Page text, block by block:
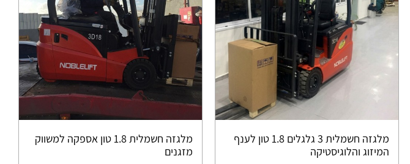
מלגזה חשמלית 3 גלגלים 1.8 טון לענף
המיזוג והלוגיסטיקה
מלגזה חשמלית 1.8 טון אספקה למשווק
מזגנים